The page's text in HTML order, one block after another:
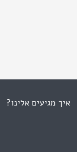
איך מגיעים אלינו?